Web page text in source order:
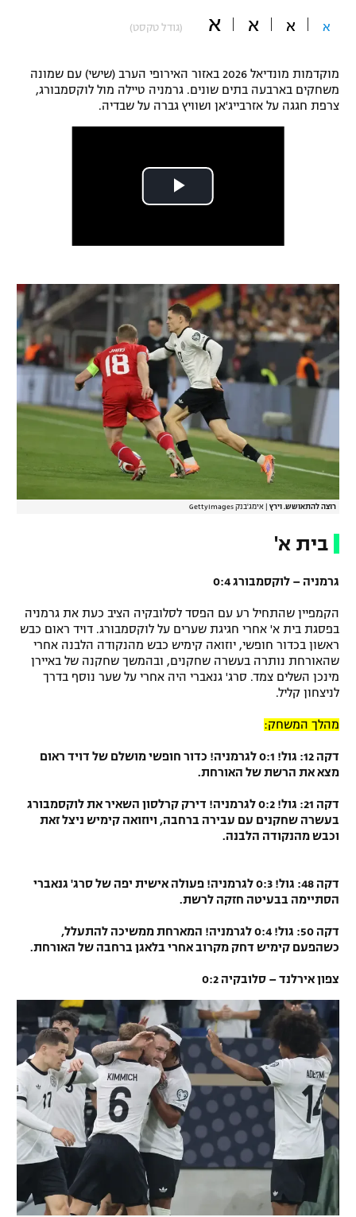
"מחצית בשכונה" – פודקאסט
משתתפים וזוכים בפרסים
תקנון עבור פעילות ספורט 1 – "מרלן"
מדיניות פרטיות
תקנון פעילות ספורט 1
רשיון להקרנה פומבית לבית עסק
הצטרפות לחבילת הערוצים
לוח דרושים – ג'ובנט
תגיות
אופניים
ספורט מוטורי
כדורמים
גיימינג E-Sports
א א א א (גודל טקסט)
מוקדמות מונדיאל 2026 באזור האירופי הערב (שישי) עם שמונה
משחקים בארבעה בתים שונים. גרמניה טיילה מול לוקסמבורג,
צרפת חגגה על אזרבייג'אן ושוויץ גברה על שבדיה.
רוצה להתאושש. וירץ אימג'בנק GettyImages
בית א'
גרמניה – לוקסמבורג 0:4
הקמפיין שהתחיל רע עם הפסד לסלובקיה הציב כעת את גרמניה
בפסגת בית א' אחרי חגיגת שערים על לוקסמבורג. דויד ראום כבש
ראשון בכדור חופשי, יוזואה קימיש כבש מהנקודה הלבנה אחרי
שהאורחת נותרה בעשרה שחקנים, ובהמשך שחקנה של באיירן
מינכן השלים צמד. סרג' גנאברי היה אחרי על שער נוסף בדרך
לניצחון קליל.
מהלך המשחק:
דקה 12: גול! 0:1 לגרמניה! כדור חופשי מושלם של דויד ראום
מצא את הרשת של האורחת.
דקה 21: גול! 0:2 לגרמניה! דירק קרלסון השאיר את לוקסמבורג
בעשרה שחקנים עם עבירה ברחבה, ויוזואה קימיש ניצל זאת
וכבש מהנקודה הלבנה.
דקה 48: גול! 0:3 לגרמניה! פעולה אישית יפה של סרג' גנאברי
הסתיימה בבעיטה חזקה לרשת.
דקה 50: גול! 0:4 לגרמניה! המארחת ממשיכה להתעלל,
כשהפעם קימיש דחק מקרוב אחרי בלאגן ברחבה של האורחת.
צפון אירלנד – סלובקיה 0:2